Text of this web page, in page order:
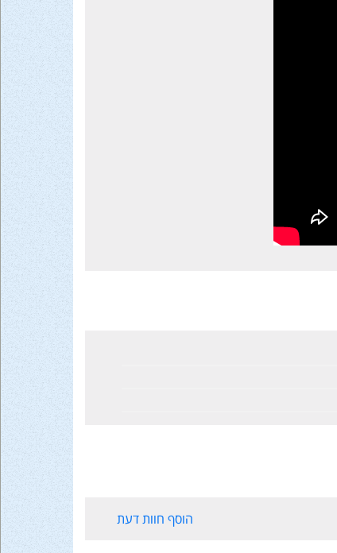
הוסף חוות דעת